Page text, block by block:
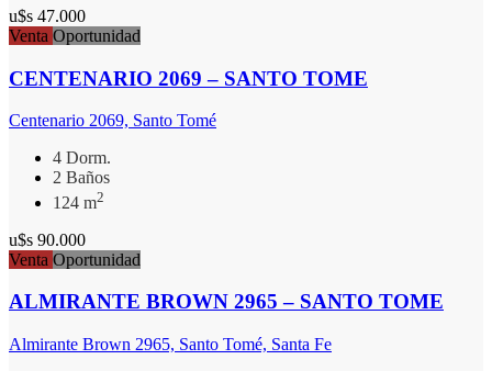
u$s 47.000
Venta Oportunidad
CENTENARIO 2069 – SANTO TOME
Centenario 2069, Santo Tomé
4 Dorm.
2 Baños
124 m2
u$s 90.000
Venta Oportunidad
ALMIRANTE BROWN 2965 – SANTO TOME
Almirante Brown 2965, Santo Tomé, Santa Fe